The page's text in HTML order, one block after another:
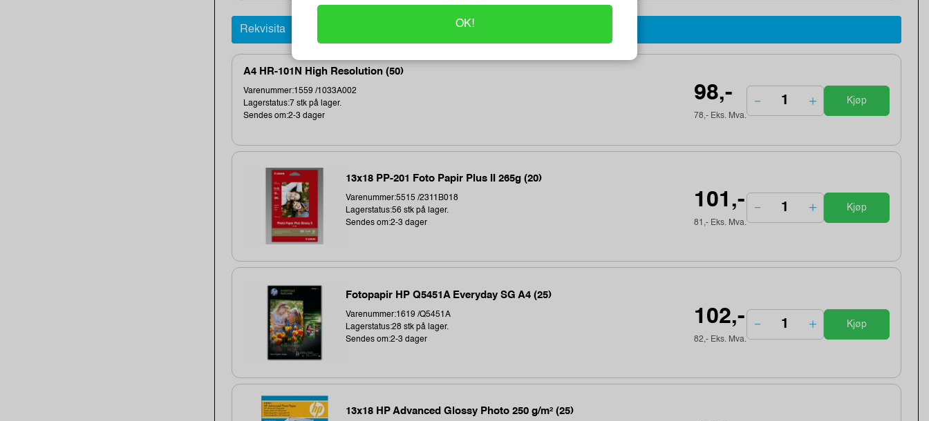
Rekvisita
A4 HR-101N High Resolution (50)
Varenummer:1559 /1033A002
Lagerstatus:7 stk på lager.
Sendes om:2-3 dager
98,-
78,- Eks. Mva.
Kjøp
13x18 PP-201 Foto Papir Plus II 265g (20)
Varenummer:5515 /2311B018
Lagerstatus:56 stk på lager.
Sendes om:2-3 dager
101,-
81,- Eks. Mva.
Kjøp
Fotopapir HP Q5451A Everyday SG A4 (25)
Varenummer:1619 /Q5451A
Lagerstatus:28 stk på lager.
Sendes om:2-3 dager
102,-
82,- Eks. Mva.
Kjøp
13x18 HP Advanced Glossy Photo 250 g/m² (25)
OK!